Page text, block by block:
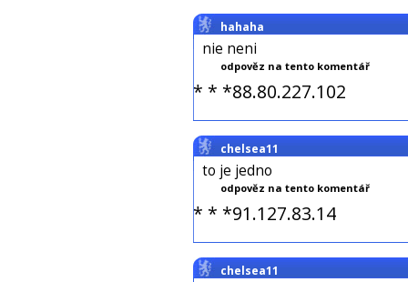
hahaha
nie neni
odpověz na tento komentář
* * *88.80.227.102
chelsea11
to je jedno
odpověz na tento komentář
* * *91.127.83.14
chelsea11